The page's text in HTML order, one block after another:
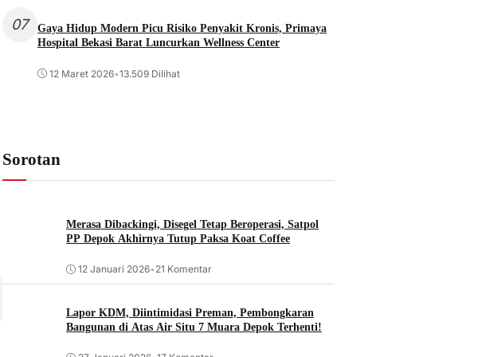
07
Gaya Hidup Modern Picu Risiko Penyakit Kronis, Primaya
Hospital Bekasi Barat Luncurkan Wellness Center
12 Maret 2026•13.509 Dilihat
Sorotan
Merasa Dibackingi, Disegel Tetap Beroperasi, Satpol
PP Depok Akhirnya Tutup Paksa Koat Coffee
12 Januari 2026• 21 Komentar
Lapor KDM, Diintimidasi Preman, Pembongkaran
Bangunan di Atas Air Situ 7 Muara Depok Terhenti!